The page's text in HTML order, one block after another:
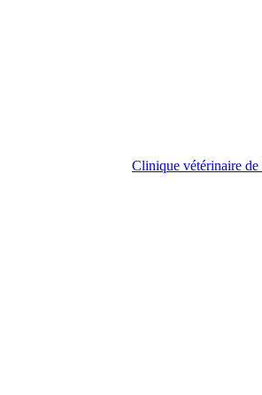
Clinique vétérinaire de